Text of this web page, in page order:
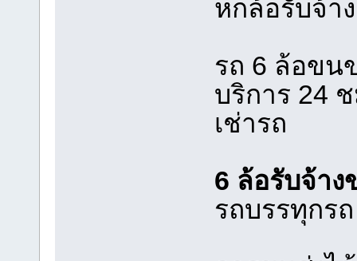
หกล้อรับจ้า
รถ 6 ล้อขน
บริการ 24
เช่ารถ
6 ล้อรับจ้าง
รถบรรทุกร